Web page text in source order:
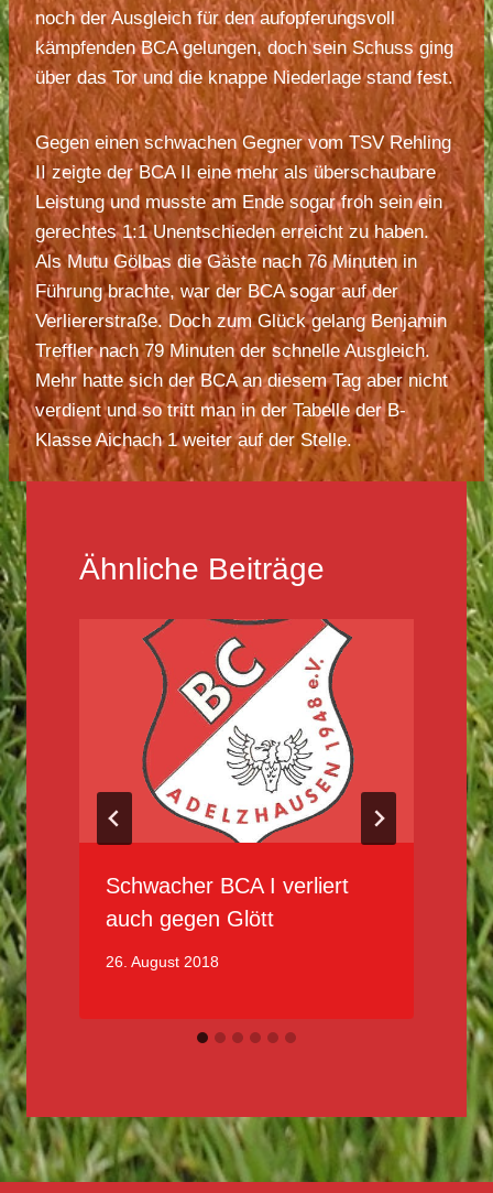
noch der Ausgleich für den aufopferungsvoll
kämpfenden BCA gelungen, doch sein Schuss ging
über das Tor und die knappe Niederlage stand fest.
Gegen einen schwachen Gegner vom TSV Rehling
II zeigte der BCA II eine mehr als überschaubare
Leistung und musste am Ende sogar froh sein ein
gerechtes 1:1 Unentschieden erreicht zu haben.
Als Mutu Gölbas die Gäste nach 76 Minuten in
Führung brachte, war der BCA sogar auf der
Verliererstraße. Doch zum Glück gelang Benjamin
Treffler nach 79 Minuten der schnelle Ausgleich.
Mehr hatte sich der BCA an diesem Tag aber nicht
verdient und so tritt man in der Tabelle der B-
Klasse Aichach 1 weiter auf der Stelle.
Ähnliche Beiträge
Schwacher BCA I verliert
auch gegen Glött
26. August 2018